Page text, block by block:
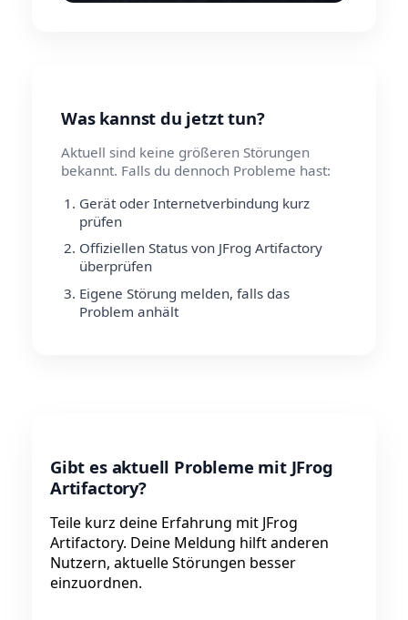
Was kannst du jetzt tun?
Aktuell sind keine größeren Störungen
bekannt. Falls du dennoch Probleme hast:
Gerät oder Internetverbindung kurz
prüfen
Offiziellen Status von JFrog Artifactory
überprüfen
Eigene Störung melden, falls das
Problem anhält
Gibt es aktuell Probleme mit JFrog
Artifactory?
Teile kurz deine Erfahrung mit JFrog
Artifactory. Deine Meldung hilft anderen
Nutzern, aktuelle Störungen besser
einzuordnen.